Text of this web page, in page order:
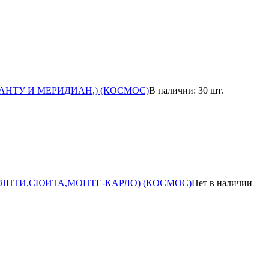
ГЛАНТУ И МЕРИДИАН,) (КОСМОС)В наличии: 30 шт.
КАРЛО) (КОСМОС)Нет в наличии